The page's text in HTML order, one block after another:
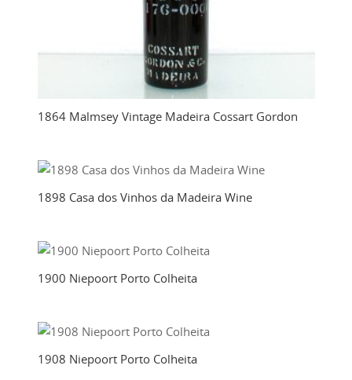
1864 Malmsey Vintage Madeira Cossart Gordon
1898 Casa dos Vinhos da Madeira Wine
1900 Niepoort Porto Colheita
1908 Niepoort Porto Colheita